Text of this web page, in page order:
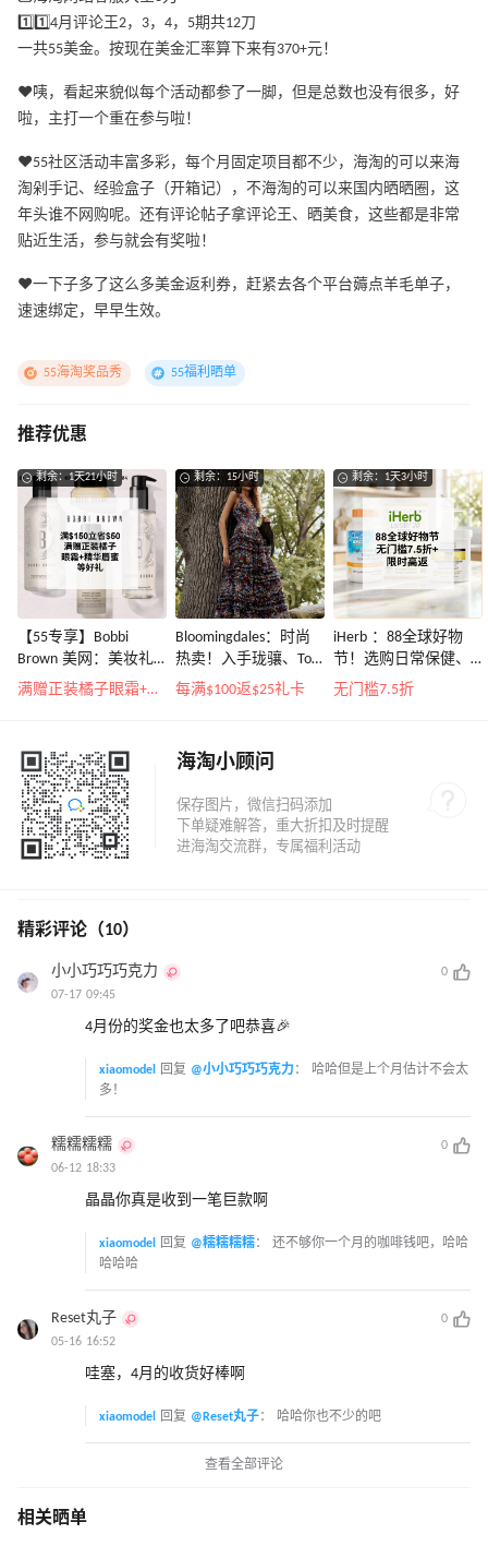
1️⃣1️⃣4月评论王2，3，4，5期共12刀
一共55美金。按现在美金汇率算下来有370+元！
❤️咦，看起来貌似每个活动都参了一脚，但是总数也没有很多，好
啦，主打一个重在参与啦！
❤️55社区活动丰富多彩，每个月固定项目都不少，海淘的可以来海
淘剁手记、经验盒子（开箱记），不海淘的可以来国内晒晒圈，这
年头谁不网购呢。还有评论帖子拿评论王、晒美食，这些都是非常
贴近生活，参与就会有奖啦！
❤️一下子多了这么多美金返利券，赶紧去各个平台薅点羊毛单子，
速速绑定，早早生效。
55海淘奖品秀 55福利晒单
推荐优惠
剩余：1天21小时
【55专享】Bobbi
Brown 美网：美妆礼
遇！满$150立省$50
满赠正装橘子眼霜+精华唇蜜等好礼
剩余：15小时
Bloomingdales：时尚
热卖！入手珑骧、Tory
Burch、拉夫劳伦等
每满$100返$25礼卡
剩余：1天3小时
iHerb ：88全球好物
节！选购日常保健、
健身补剂、护肤洗护
无门槛7.5折
海淘小顾问
精彩评论（10）
小小巧巧巧克力
0
07-17 09:45
4月份的奖金也太多了吧恭喜🎉
xiaomodel 回复 @小小巧巧巧克力 ： 哈哈但是上个月估计不会太
多！
糯糯糯糯
0
06-12 18:33
晶晶你真是收到一笔巨款啊
xiaomodel 回复 @糯糯糯糯： 还不够你一个月的咖啡钱吧，哈哈
哈哈哈
Reset丸子
0
05-16 16:52
哇塞，4月的收货好棒啊
xiaomodel 回复 @Reset丸子： 哈哈你也不少的吧
查看全部评论
相关晒单